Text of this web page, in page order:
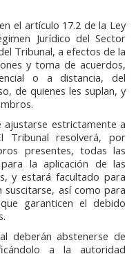
el artículo 17.2 de la Ley
Jurídico del Sector
Tribunal, a efectos de la
y toma de acuerdos,
o a distancia, del
de quienes les suplan, y
ajustarse estrictamente a
Tribunal resolverá, por
presentes, todas las
la aplicación de las
y estará facultado para
suscitarse, así como para
garanticen el debido
deberán abstenerse de
a la autoridad